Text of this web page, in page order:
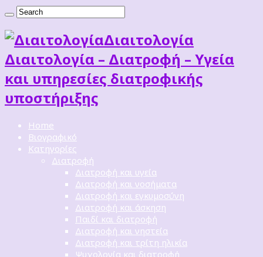
Διαιτoλογία
Διαιτολογία – Διατροφή – Υγεία
και υπηρεσίες διατροφικής
υποστήριξης
Home
Βιογραφικό
Κατηγορίες
Διατροφή
Διατροφή και υγεία
Διατροφή και νοσήματα
Διατροφή και εγκυμοσύνη
Διατροφή και άσκηση
Παιδί και διατροφή
Διατροφή και νηστεία
Διατροφή και τρίτη ηλικία
Ψυχολογία και διατροφή